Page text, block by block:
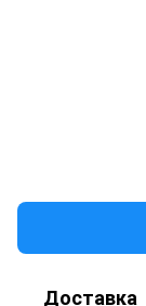
Доставка